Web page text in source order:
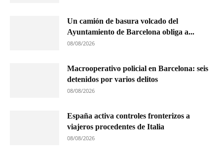
Un camión de basura volcado del
Ayuntamiento de Barcelona obliga a...
08/08/2026
Macrooperativo policial en Barcelona: seis
detenidos por varios delitos
08/08/2026
España activa controles fronterizos a
viajeros procedentes de Italia
08/08/2026